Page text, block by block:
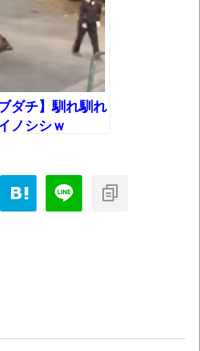
・・・・・・
性飛行家 太平洋横断
で好演技www当たり
だくさん
ポ懇願したら・・・
まったのか
知らせ
ブダチ】馴れ馴れ
ノシシｗ